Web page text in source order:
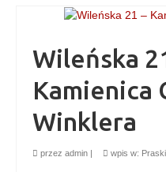
Praska biblioteczka
Kontakt
Wileńska
Kamienica
Winklera
przez admin | wpis w: